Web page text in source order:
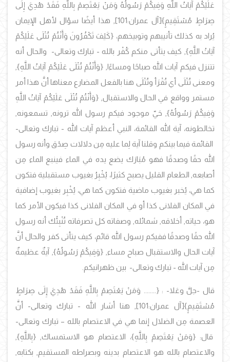
عَلَيْكُمْ آيَاتُ اللَّهِ وَفِيكُمْ رَسُولُهُ وَمَنْ يَعْتَصِمْ بِاللَّهِ فَقَدْ هُدِيَ إِلَى
صِرَاطٍ مُسْتَقِيمٍ}[آل عمران:101], هذا أيضًا سؤال لأهل الإيمان
يُراد به كذلك تأنيبهم وتوبيخهم، {كَيْفَ تَكْفُرُونَ وَأَنْتُمْ تُتْلَى عَلَيْكُمْ
آيَاتُ اللَّهِ}, كيف يتأتى منكم كُفْر بالله - تبارك وتعالى- والحال أنه
تتنزل فيكم آيات الله صباحًا ومساءًا, {وَأَنْتُمْ تُتْلَى عَلَيْكُمْ آيَاتُ اللَّهِ},
ومعنى تُتْلَى أي تُقْرَأ وتُتْلَى هنا بالفعل المضارع معناها أنَّ هذا أمر
مستمر وواقع في الحال والاستقبال, {وَأَنْتُمْ تُتْلَى عَلَيْكُمْ آيَاتُ اللَّهِ
وَفِيكُمْ رَسُولُهُ}, حَيّ موجود فيكم رسول الله ترونه, تسمعونه,
تخالطونه، آية الله القائمة، النبي أعظم آيات الله - تبارك وتعالى-
القائمة فيما بينكم وقلنا آية لِما عليه مِن دلالات صِدْق وأنه رسول
الله حقًا وصدقًا فهو مُبَارَك يضع يده في الماء فينبع الماء مِن
أصابعه, الطعام القليل يصبح كثيرًا، يُخْبِرُ بغيوب مستقبلية فتكون
كما هي، يُخبر بغيوب ماضية فتكون كما هي، يُخْبِر بغيوب إضافية
في المكان الفلانى كذا أو في المكان الفلانى كذا فيكون الأمر كما
هو، حياته, أخلاقه, شمائله, وصفاته كل تصرفاته تُنْبِئْك أنه رسول
الله حقًا وصدقًا ففيكم رسول الله قائم، كيف يتأتى كفر والحال أنَّ
آيات الحال والاستقبال صباح مساء, {وَفِيكُمْ رَسُولُهُ}, آيةٌ عظيمةٌ
مِن آيات الله - تبارك وتعالى- بين ظهرانيكم.
قال -جلَّ وعَلا- : { ........ وَمَنْ يَعْتَصِمْ بِاللَّهِ فَقَدْ هُدِيَ إِلَى صِرَاطٍ
مُسْتَقِيمٍ}[آل عمران:101], هنا أشار الله - تبارك وتعالى- أنَّ
العصمة مِن الضلال إنما هي في الاعتصام بالله – تبارك وتعالى-
قال: {وَمَنْ يَعْتَصِمْ بِاللَّهِ}، الاعتصام هو الاستمساك, {بِاللَّهِ},
والاعتصام بالله هو الاعتصام بدينه وبصراطه المستقيم, بكتابه,